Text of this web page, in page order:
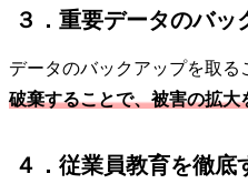
３．重要データのバッ
データのバックアップを取る
破棄することで、被害の拡大
４．従業員教育を徹底